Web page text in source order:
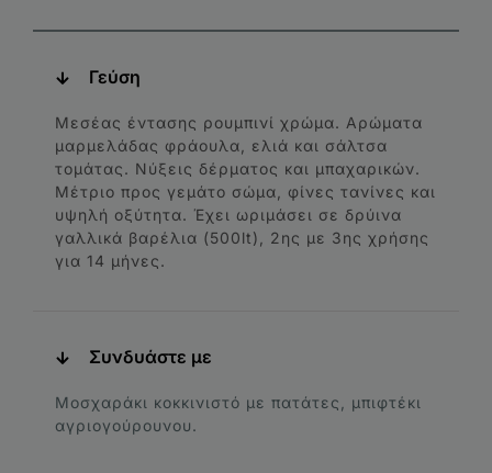
και
ποσότητα
Γεύση
Μεσέας έντασης ρουμπινί χρώμα. Αρώματα
μαρμελάδας φράουλα, ελιά και σάλτσα
τομάτας. Νύξεις δέρματος και μπαχαρικών.
Μέτριο προς γεμάτο σώμα, φίνες τανίνες και
υψηλή οξύτητα. Έχει ωριμάσει σε δρύινα
γαλλικά βαρέλια (500lt), 2ης με 3ης χρήσης
για 14 μήνες.
Συνδυάστε με
Μοσχαράκι κοκκινιστό με πατάτες, μπιφτέκι
αγριογούρουνου.